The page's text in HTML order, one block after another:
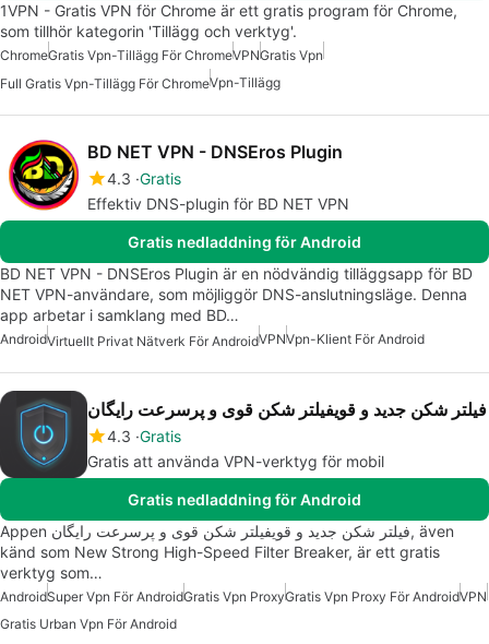
1VPN - Gratis VPN för Chrome är ett gratis program för Chrome,
som tillhör kategorin 'Tillägg och verktyg'.
ChromeGratis Vpn-Tillägg För ChromeVPNGratis Vpn
Full Gratis Vpn-Tillägg För ChromeVpn-Tillägg
BD NET VPN - DNSEros Plugin
4.3 Gratis
Effektiv DNS-plugin för BD NET VPN
Gratis nedladdning för Android
BD NET VPN - DNSEros Plugin är en nödvändig tilläggsapp för BD
NET VPN-användare, som möjliggör DNS-anslutningsläge. Denna
app arbetar i samklang med BD…
AndroidVirtuellt Privat Nätverk För AndroidVPNVpn-Klient För Android
فیلتر شکن جدید و قویفیلتر شکن قوی و پرسرعت رایگان
4.3 Gratis
Gratis att använda VPN-verktyg för mobil
Gratis nedladdning för Android
Appen فیلتر شکن جدید و قویفیلتر شکن قوی و پرسرعت رایگان, även
känd som New Strong High-Speed Filter Breaker, är ett gratis
verktyg som…
AndroidSuper Vpn För AndroidGratis Vpn ProxyGratis Vpn Proxy För AndroidVPN
Gratis Urban Vpn För Android